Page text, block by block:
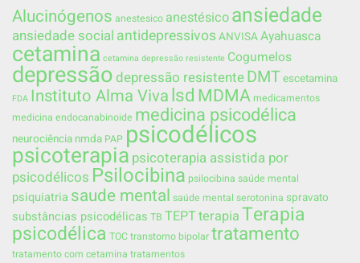
Alucinógenos anestesico anestésicoansiedade
ansiedade social antidepressivos ANVISAAyahuasca
cetamina cetamina depressão resistente Cogumelos
depressãodepressão resistenteDMTescetamina
FDA Instituto Alma VivalsdMDMA medicamentos
medicina endocanabinoide medicina psicodélica
neurociência nmda PAP psicodélicos
psicoterapiapsicoterapia assistida por
psicodélicos Psilocibina psilocibina saúde mental
psiquiatria saude mental saúde mental serotonina spravato
substâncias psicodélicas TB TEPTterapiaTerapia
psicodélica TOCtranstorno bipolartratamento
tratamento com cetamina tratamentos